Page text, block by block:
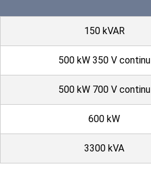
150 kVAR
500 kW 350 V continu
500 kW 700 V continu
600 kW
3300 kVA